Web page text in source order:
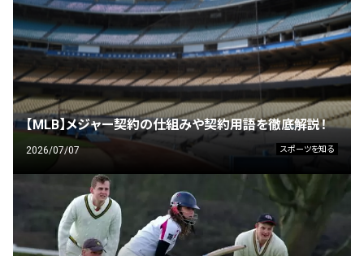
【MLB】メジャー契約の仕組みや契約用語を徹底解説！
2026/07/07 スポーツを知る